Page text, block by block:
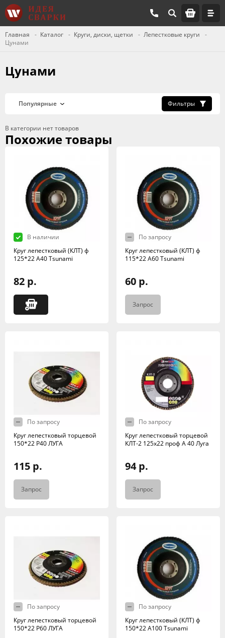
Главная Каталог Круги, диски, щетки
Лепестковые круги
Цунами
Цунами
Фильтры
В категории нет товаров
Похожие товары
В наличии
Круг лепестковый (КЛТ) ф
125*22 А40 Tsunami
82 р.
По запросу
Круг лепестковый (КЛТ) ф
115*22 А60 Tsunami
60 р.
Запрос
По запросу
Круг лепестковый торцевой
150*22 Р40 ЛУГА
115 р.
Запрос
По запросу
Круг лепестковый торцевой
КЛТ-2 125х22 проф А 40 Луга
94 р.
Запрос
По запросу
Круг лепестковый торцевой
150*22 Р60 ЛУГА
По запросу
Круг лепестковый (КЛТ) ф
150*22 А100 Tsunami